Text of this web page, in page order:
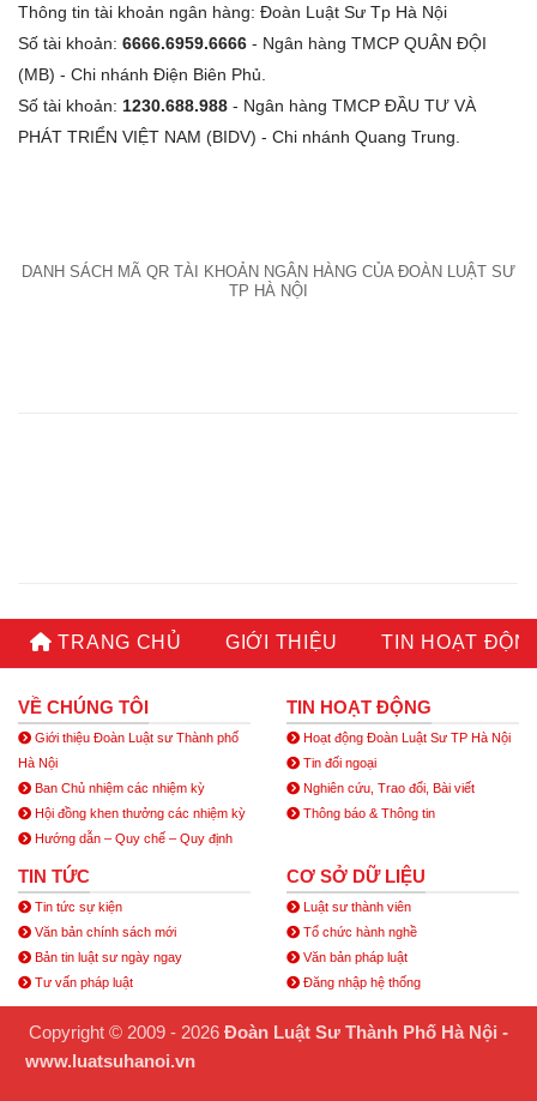
Thông tin tài khoản ngân hàng: Đoàn Luật Sư Tp Hà Nội
Số tài khoản: 6666.6959.6666 - Ngân hàng TMCP QUÂN ĐỘI
(MB) - Chi nhánh Điện Biên Phủ.
Số tài khoản: 1230.688.988 - Ngân hàng TMCP ĐẦU TƯ VÀ
PHÁT TRIỂN VIỆT NAM (BIDV) - Chi nhánh Quang Trung.
DANH SÁCH MÃ QR TÀI KHOẢN NGÂN HÀNG CỦA ĐOÀN LUẬT SƯ
TP HÀ NỘI
TRANG CHỦ GIỚI THIỆU TIN HOẠT
VỀ CHÚNG TÔI
Giới thiệu Đoàn Luật sư Thành phố
Hà Nội
Ban Chủ nhiệm các nhiệm kỳ
Hội đồng khen thưởng các nhiệm kỳ
Hướng dẫn – Quy chế – Quy định
TIN HOẠT ĐỘNG
Hoạt động Đoàn Luật Sư TP Hà Nội
Tin đối ngoại
Nghiên cứu, Trao đổi, Bài viết
Thông báo & Thông tin
TIN TỨC
Tin tức sự kiện
Văn bản chính sách mới
Bản tin luật sư ngày ngay
Tư vấn pháp luật
CƠ SỞ DỮ LIỆU
Luật sư thành viên
Tổ chức hành nghề
Văn bản pháp luật
Đăng nhập hệ thống
Copyright © 2009 - 2026 Đoàn Luật Sư Thành Phố Hà Nội -
www.luatsuhanoi.vn